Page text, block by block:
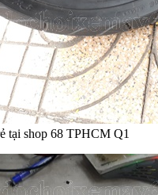
tại shop 68 TPHCM Q1